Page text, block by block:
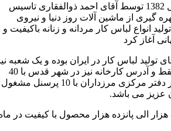
شرکت تولیدی ایلدا در سال 1382 توسط آقای احمد ذوالفقاری تاسیس
گیری از ماشین آلات روز دنیا و نیروی
انواع لباس کار مردانه و زنانه باکیفیت و
آغاز کرد
لباس کار در ایران بوده و یک شعبه
در کشور عمان استان مسقط و آدرس کارخانه نیز در شهر قدس با 40
نیروی تولیدی مستقیم و در دفتر مرکزی مرزداران با 10 پرسنل مشغول
عزیز می باشد.
الی پانزده هزار محصول با کیفیت در